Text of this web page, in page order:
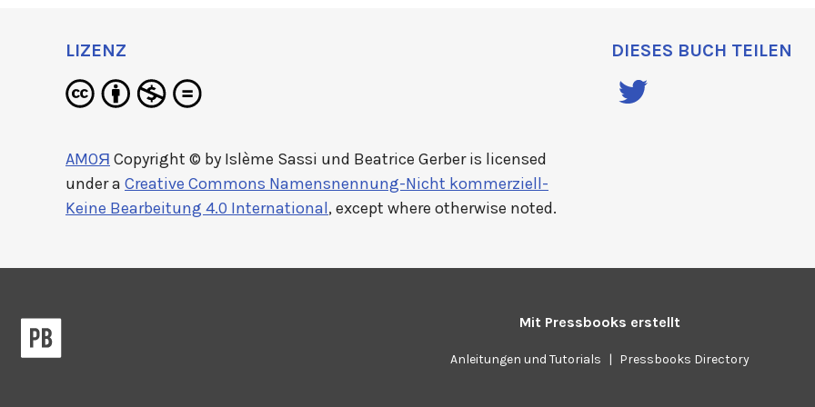
LIZENZ
AMOЯ Copyright © by Islème Sassi und Beatrice Gerberis licensed
under a Creative Commons Namensnennung-Nicht kommerziell-
Keine Bearbeitung 4.0 International, except where otherwise noted.
DIESES BUCH TEILEN
Mit Pressbooks erstellt
Anleitungen und Tutorials | Pressbooks Directory